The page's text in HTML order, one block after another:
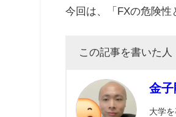
今回は、「FXの危険性
この記事を書いた人
金子
大学